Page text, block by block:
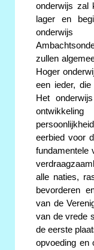
onderwijs zal
lager en
zullen
Hoger
een ieder,
Het
eerbied voor
fundamentele
alle naties,
bevorderen
van de
van de vrede
de eerste
opvoeding en